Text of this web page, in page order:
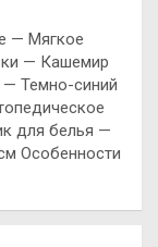
— Мягкое
— Кашемир
Темно-синий
для белья —
Особенности